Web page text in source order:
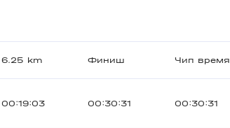
6.25 km Финиш Чип время
00:19:03 00:30:31 00:30:31